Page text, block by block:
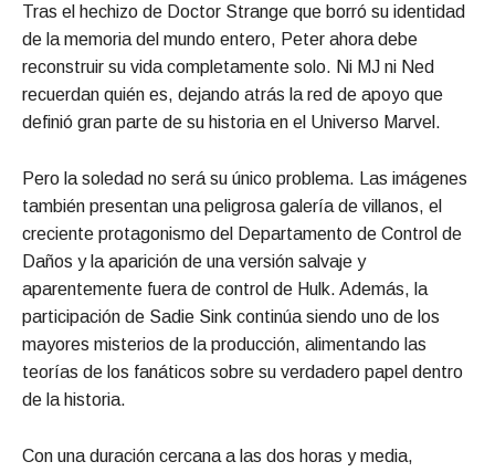
Tras el hechizo de Doctor Strange que borró su identidad
de la memoria del mundo entero, Peter ahora debe
reconstruir su vida completamente solo. Ni MJ ni Ned
recuerdan quién es, dejando atrás la red de apoyo que
definió gran parte de su historia en el Universo Marvel.
Pero la soledad no será su único problema. Las imágenes
también presentan una peligrosa galería de villanos, el
creciente protagonismo del Departamento de Control de
Daños y la aparición de una versión salvaje y
aparentemente fuera de control de Hulk. Además, la
participación de Sadie Sink continúa siendo uno de los
mayores misterios de la producción, alimentando las
teorías de los fanáticos sobre su verdadero papel dentro
de la historia.
Con una duración cercana a las dos horas y media,